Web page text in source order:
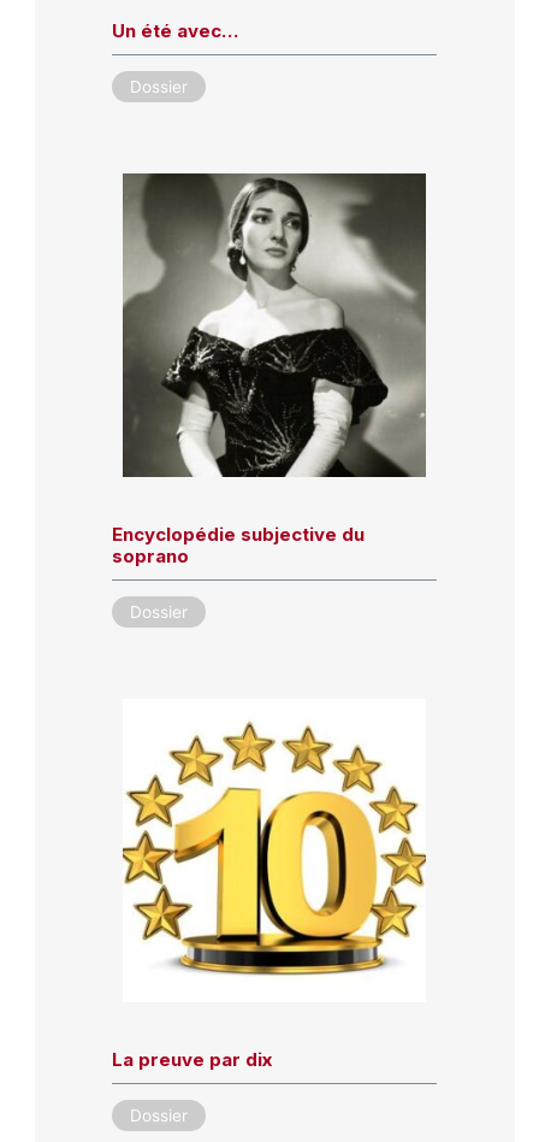
Un été avec…
Dossier
Encyclopédie subjective du
soprano
Dossier
La preuve par dix
Dossier